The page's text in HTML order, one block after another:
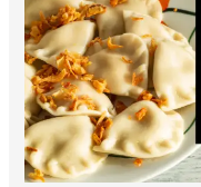
con
la
máquina
para
empanadas